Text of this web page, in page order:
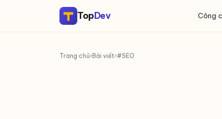
TopDev Công
Trang chủ› Bài viết›#SEO